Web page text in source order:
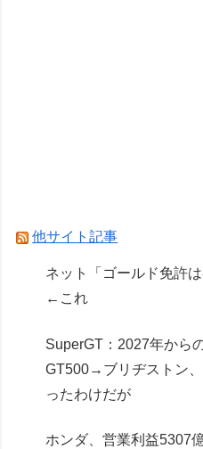
売】
Powered by livedoor 相互
他サイト記事
ネット「ゴールド免許
←これ
SuperGT：2027年から
GT500→ブリヂストン
ったわけだが
ホンダ、営業利益5307